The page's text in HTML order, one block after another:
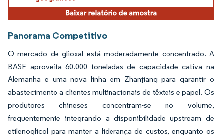
Panorama Competitivo
O mercado de glioxal está moderadamente concentrado. A
BASF aproveita 60.000 toneladas de capacidade cativa na
Alemanha e uma nova linha em Zhanjiang para garantir o
abastecimento a clientes multinacionais de têxteis e papel. Os
produtores chineses concentram-se no volume,
frequentemente integrando a disponibilidade upstream de
etilenoglicol para manter a liderança de custos, enquanto os